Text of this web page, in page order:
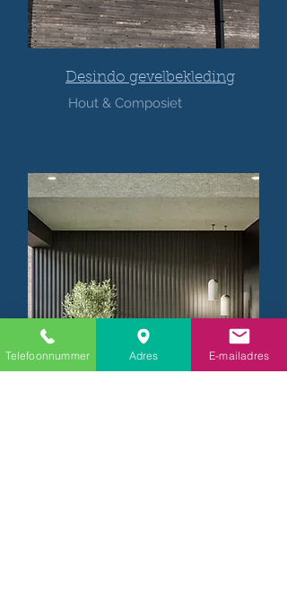
Desindo gevelbekleding
Hout & Composiet
Telefoonnummer Adres E-mailadres